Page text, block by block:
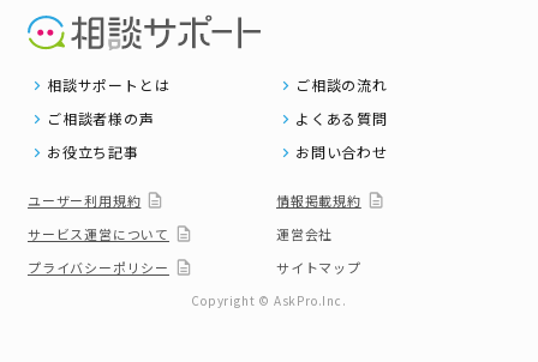
相談サポートとは
ご相談の流れ
ご相談者様の声
よくある質問
お役立ち記事
お問い合わせ
ユーザー利用規約
情報掲載規約
サービス運営について
運営会社
プライバシーポリシー
サイトマップ
Copyright © AskPro.Inc.